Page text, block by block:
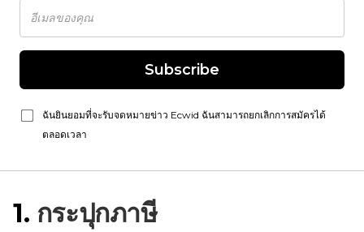
Subscribe
ฉันยินยอมที่จะรับจดหมายข่าว Ecwid ฉันสามารถยกเลิกการสมัครได้
ตลอดเวลา
1. กระปุกภาษี